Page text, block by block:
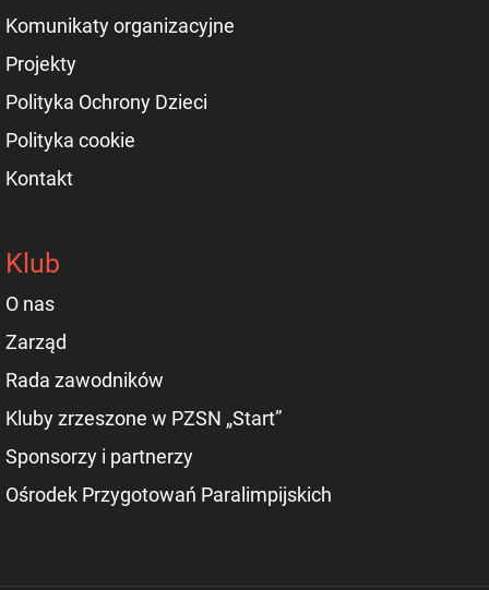
Komunikaty organizacyjne
Projekty
Polityka Ochrony Dzieci
Polityka cookie
Kontakt
Klub
O nas
Zarząd
Rada zawodników
Kluby zrzeszone w PZSN „Start”
Sponsorzy i partnerzy
Ośrodek Przygotowań Paralimpijskich